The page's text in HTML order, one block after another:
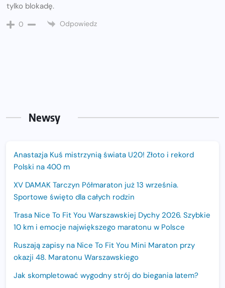
tylko blokadę.
0 Odpowiedz
Newsy
Anastazja Kuś mistrzynią świata U20! Złoto i rekord
Polski na 400 m
XV DAMAK Tarczyn Półmaraton już 13 września.
Sportowe święto dla całych rodzin
Trasa Nice To Fit You Warszawskiej Dychy 2026. Szybkie
10 km i emocje największego maratonu w Polsce
Ruszają zapisy na Nice To Fit You Mini Maraton przy
okazji 48. Maratonu Warszawskiego
Jak skompletować wygodny strój do biegania latem?